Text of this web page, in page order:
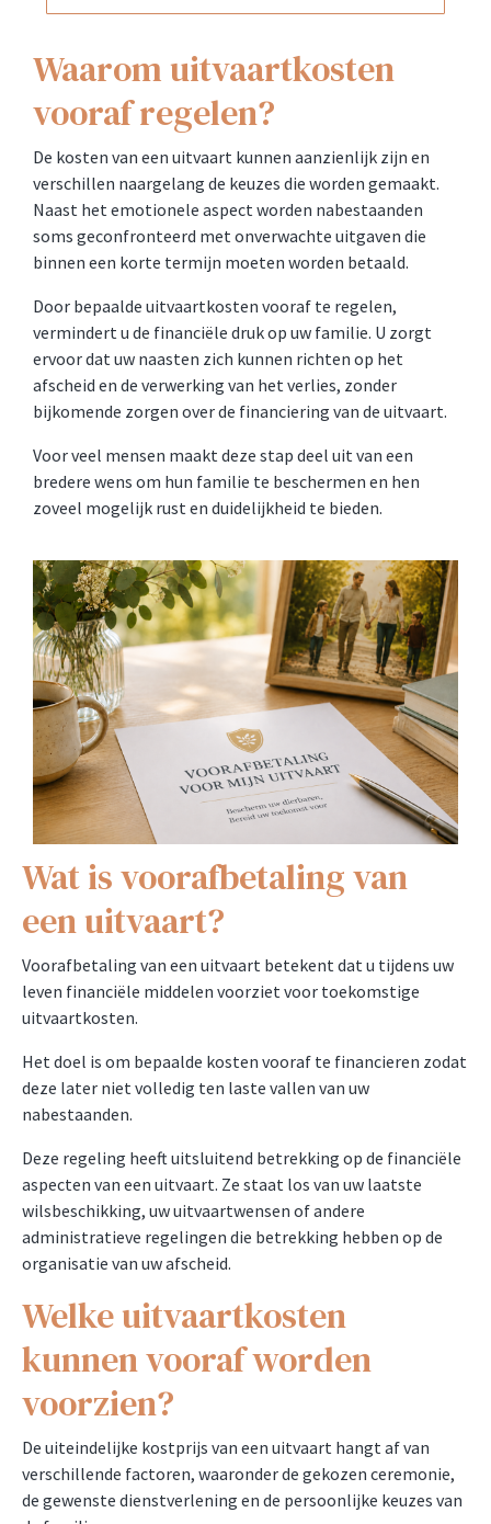
Waarom uitvaartkosten
vooraf regelen?
De kosten van een uitvaart kunnen aanzienlijk zijn en
verschillen naargelang de keuzes die worden gemaakt.
Naast het emotionele aspect worden nabestaanden
soms geconfronteerd met onverwachte uitgaven die
binnen een korte termijn moeten worden betaald.
Door bepaalde uitvaartkosten vooraf te regelen,
vermindert u de financiële druk op uw familie. U zorgt
ervoor dat uw naasten zich kunnen richten op het
afscheid en de verwerking van het verlies, zonder
bijkomende zorgen over de financiering van de uitvaart.
Voor veel mensen maakt deze stap deel uit van een
bredere wens om hun familie te beschermen en hen
zoveel mogelijk rust en duidelijkheid te bieden.
Wat is voorafbetaling van
een uitvaart?
Voorafbetaling van een uitvaart betekent dat u tijdens uw
leven financiële middelen voorziet voor toekomstige
uitvaartkosten.
Het doel is om bepaalde kosten vooraf te financieren zodat
deze later niet volledig ten laste vallen van uw
nabestaanden.
Deze regeling heeft uitsluitend betrekking op de financiële
aspecten van een uitvaart. Ze staat los van uw laatste
wilsbeschikking, uw uitvaartwensen of andere
administratieve regelingen die betrekking hebben op de
organisatie van uw afscheid.
Welke uitvaartkosten
kunnen vooraf worden
voorzien?
De uiteindelijke kostprijs van een uitvaart hangt af van
verschillende factoren, waaronder de gekozen ceremonie,
de gewenste dienstverlening en de persoonlijke keuzes van